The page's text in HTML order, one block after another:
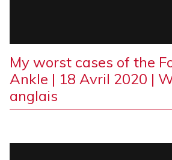
My worst cases of the
Ankle | 18 Avril 2020 |
anglais